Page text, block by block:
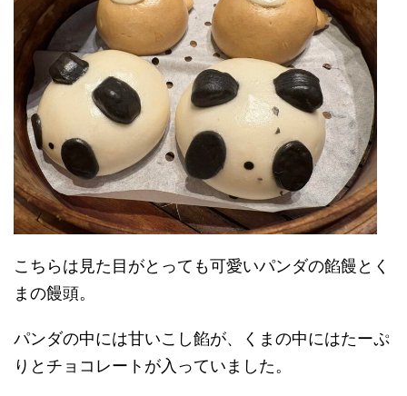
こちらは見た目がとっても可愛いパンダの餡饅とく
まの饅頭。
パンダの中には甘いこし餡が、くまの中にはたーぷ
りとチョコレートが入っていました。